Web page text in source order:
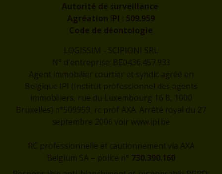
Autorité de surveillance
Agréation IPI : 509.959
Code de déontologie
LOGISSIM - SCIPIONI SRL
N° d'entreprise: BE0436.457.933
Agent immobilier courtier et syndic agréé en
Belgique IPI (Institut professionnel des agents
immobiliers, rue du Luxembourg 16 B, 1000
Bruxelles) n°509959, rc prof AXA. Arrêté royal du 27
septembre 2006 voir www.ipi.be
RC professionnelle et cautionnement via AXA
Belgium SA – police n° 730.390.160